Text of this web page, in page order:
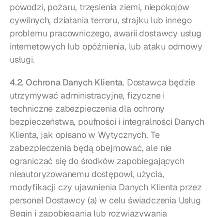
powodzi, pożaru, trzęsienia ziemi, niepokojów
cywilnych, działania terroru, strajku lub innego
problemu pracowniczego, awarii dostawcy usług
internetowych lub opóźnienia, lub ataku odmowy
usługi.
4.2. Ochrona Danych Klienta. Dostawca będzie
utrzymywać administracyjne, fizyczne i
techniczne zabezpieczenia dla ochrony
bezpieczeństwa, poufności i integralności Danych
Klienta, jak opisano w Wytycznych. Te
zabezpieczenia będą obejmować, ale nie
ograniczać się do środków zapobiegających
nieautoryzowanemu dostępowi, użycia,
modyfikacji czy ujawnienia Danych Klienta przez
personel Dostawcy (a) w celu świadczenia Usług
Begin i zapobiegania lub rozwiązywania